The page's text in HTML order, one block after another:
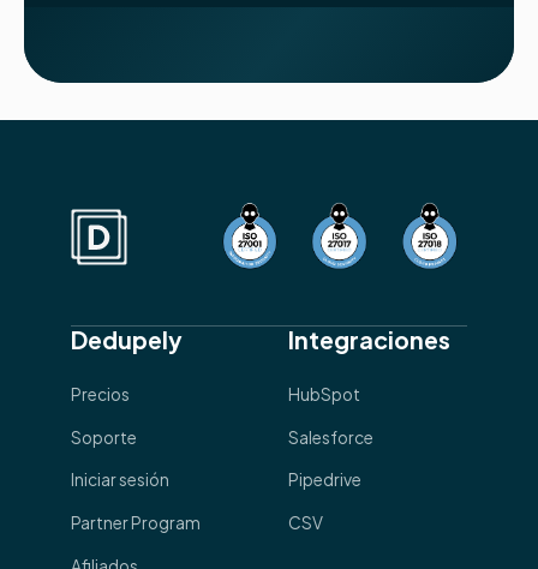
Dedupely
Precios
Soporte
Iniciar sesión
Partner Program
Integraciones
HubSpot
Salesforce
Pipedrive
CSV